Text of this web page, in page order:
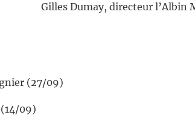
Gilles Dumay, directeur l’Albin
(27/09)
09)